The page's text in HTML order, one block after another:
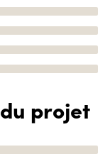
projet